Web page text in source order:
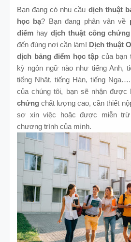
Bạn đang có nhu cầu dịch thuật
học bạ? Bạn đang phân vân về
điểm hay dịch thuật công
đến đúng nơi cần làm! Dịch thuật
dịch bảng điểm học tập của bạn
kỳ ngôn ngữ nào như tiếng Anh,
tiếng Nhật, tiếng Hàn, tiếng
của chúng tôi, bạn sẽ nhận được
chứng chất lượng cao, cần thiết
sơ xin việc hoặc được miễn
chương trình của mình.